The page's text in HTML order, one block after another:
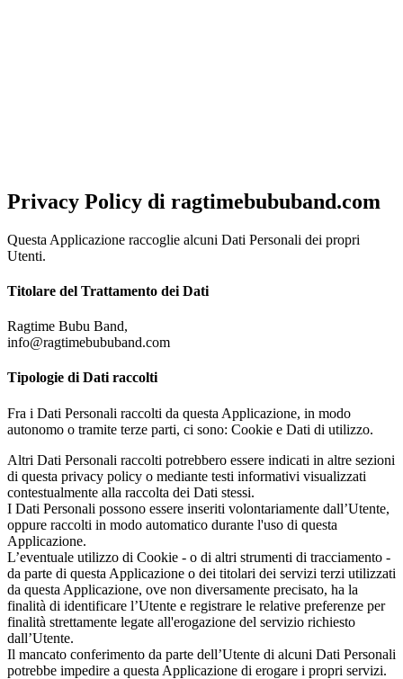
Privacy Policy di ragtimebububand.com
Questa Applicazione raccoglie alcuni Dati Personali dei propri
Utenti.
Titolare del Trattamento dei Dati
Ragtime Bubu Band,
info@ragtimebububand.com
Tipologie di Dati raccolti
Fra i Dati Personali raccolti da questa Applicazione, in modo
autonomo o tramite terze parti, ci sono: Cookie e Dati di utilizzo.
Altri Dati Personali raccolti potrebbero essere indicati in altre sezioni
di questa privacy policy o mediante testi informativi visualizzati
contestualmente alla raccolta dei Dati stessi.
I Dati Personali possono essere inseriti volontariamente dall’Utente,
oppure raccolti in modo automatico durante l'uso di questa
Applicazione.
L’eventuale utilizzo di Cookie - o di altri strumenti di tracciamento -
da parte di questa Applicazione o dei titolari dei servizi terzi utilizzati
da questa Applicazione, ove non diversamente precisato, ha la
finalità di identificare l’Utente e registrare le relative preferenze per
finalità strettamente legate all'erogazione del servizio richiesto
dall’Utente.
Il mancato conferimento da parte dell’Utente di alcuni Dati Personali
potrebbe impedire a questa Applicazione di erogare i propri servizi.